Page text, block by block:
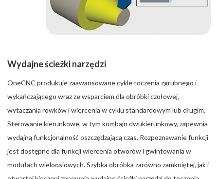
Wydajne ścieżki narzędzi
OneCNC produkuje zaawansowane cykle toczenia zgrubnego i
wykańczającego wraz ze wsparciem dla obróbki czołowej,
wytaczania rowków i wiercenia w cyklu standardowym lub długim.
Sterowanie kierunkowe, w tym kombajn dwukierunkowy, zapewnia
wydajną funkcjonalność oszczędzającą czas. Rozpoznawanie funkcji
jest dostępne dla funkcji wiercenia otworów i gwintowania w
modułach wieloosiowych. Szybka obróbka zarówno zamkniętej, jak i